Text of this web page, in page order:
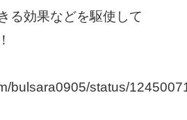
る効果などを駆使して
bulsara0905/status/